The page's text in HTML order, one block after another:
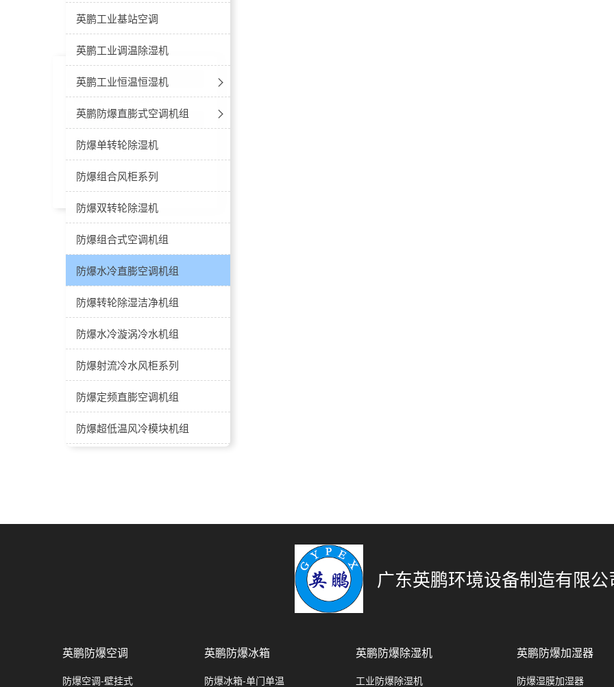
联系客服
陈经理：13640244212
工作时间
周一至周五：
8:30-18:00
周六至周日：
8:30-17:00
工业机房空调-壁挂式
英鹏工业基站空调
英鹏工业调温除湿机
英鹏工业恒温恒湿机
工业空调-恒温恒湿立柜式
工业空调-恒温恒湿吊顶式
英鹏防爆直膨式空调机组
防爆屋顶一体式空调机组
防爆新风分体式空调
防爆净化空调机组
防爆新风一体机空调
防爆直膨式空调
防爆单转轮除湿机
防爆组合风柜系列
防爆双转轮除湿机
防爆组合式空调机组
防爆水冷直膨空调机组
防爆转轮除湿洁净机组
防爆水冷漩涡冷水机组
防爆射流冷水风柜系列
防爆定频直膨空调机组
防爆超低温风冷模块机组
防爆水冷直膨洁净空调机组
-40℃-60℃防爆低露点转轮除湿机
防爆水冷直膨恒温恒湿洁净空调机组
广东英鹏环境设备制造有限公
英鹏防爆空调
防爆空调-壁挂式
英鹏防爆冰箱
防爆冰箱-单门单温
英鹏防爆除湿机
工业防爆除湿机
英鹏防爆加湿器
防爆湿膜加湿器